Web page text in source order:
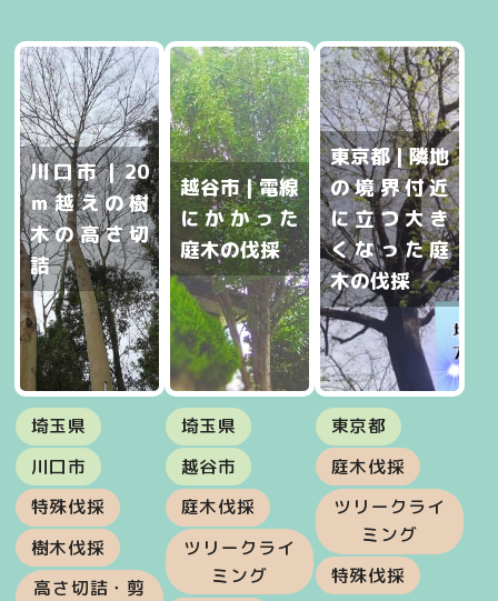
川口市 | 20
ｍ越えの樹
木の高さ切
詰
埼玉県
川口市
特殊伐採
樹木伐採
高さ切詰・剪
越谷市 | 電線
にかかった
庭木の伐採
埼玉県
越谷市
庭木伐採
ツリークライ
ミング
東京都 | 隣地
の境界付近
に立つ大き
くなった庭
木の伐採
東京都
庭木伐採
ツリークライ
ミング
特殊伐採